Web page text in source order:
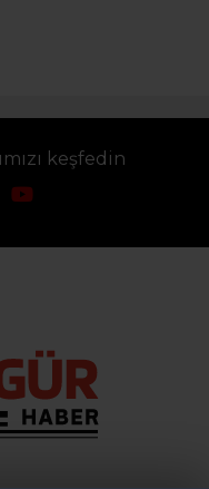
keşfedin